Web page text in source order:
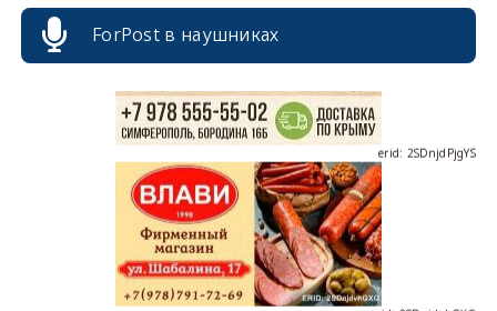
ForPost в наушниках
erid: 2SDnjdvhGXG